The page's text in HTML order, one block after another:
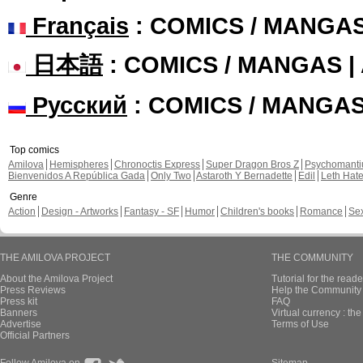
Français : COMICS /
日本語: COMICS / MANGAS |
Русский : COMICS /
Top comics
Amilova
Hemispheres Chronoctis Express Super Dragon Bros Z
Bienvenidos A República Gada Only Two Astaroth Y Bernadette Edil
Leth Hate
Genre
Action
Design - Artworks Fantasy - SF Humor Children's books Romance
THE AMILOVA PROJECT
About the Amilova Project
Press Reviews
Press kit
Banners
Advertise
Official Partners
THE COMMUNITY
Tutorial for the
Help the
FAQ
Virtual currency :
Terms of Use